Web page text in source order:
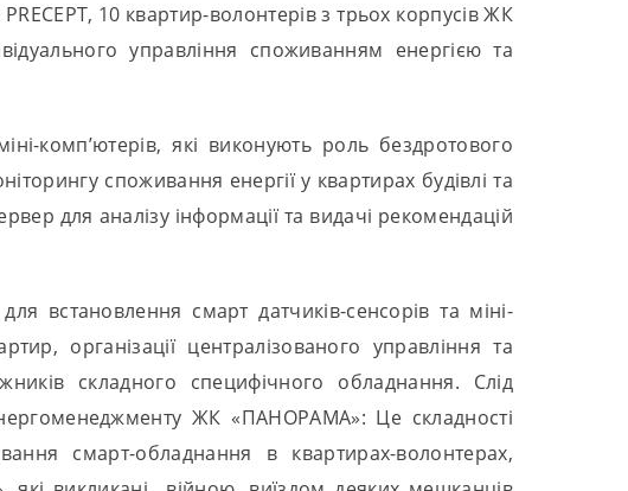
10 квартир-волонтерів з трьох корпусів ЖК
управління споживанням енергією та
комп’ютерів, які виконують роль бездротового
споживання енергії у квартирах будівлі та
для аналізу інформації та видачі рекомендацій
встановлення смарт датчиків-сенсорів та міні-
організації централізованого управління та
складного специфічного обладнання. Слід
ЖК «ПАНОРАМА»: Це складності
смарт-обладнання в квартирах-волонтерах,